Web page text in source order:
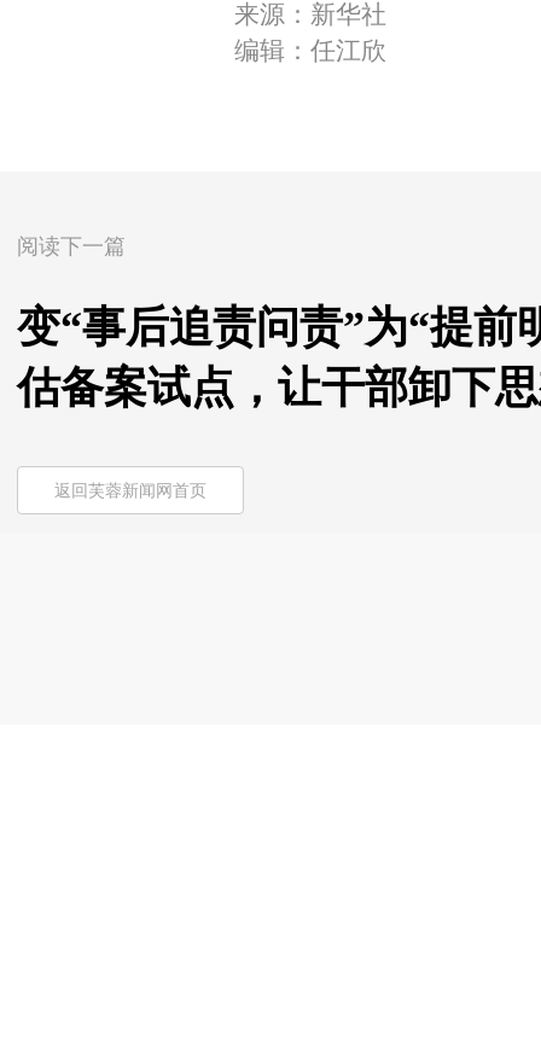
来源：新华社
编辑：任江欣
阅读下一篇
变“事后追责问责”为“提
估备案试点，让干部卸下
返回芙蓉新闻网首页